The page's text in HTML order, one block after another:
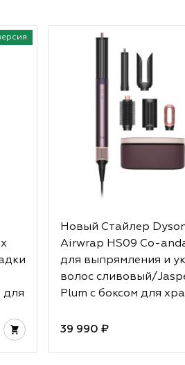
для
Новый Стайлер
Airwrap HS09 Co-
для выпрямления и
волос сливовый/
Plum с боксом для
39 990 ₽